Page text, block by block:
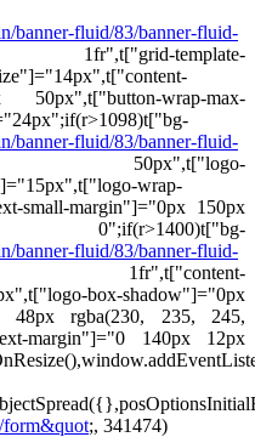
banner-fluid/83/banner-fluid-
1fr",t["grid-template-
wrap-max-
banner-fluid/83/banner-fluid-
50px",t["logo-
wrap-
small-margin"]="0px 150px
banner-fluid/83/banner-fluid-
1fr",t["content-
box-shadow"]="0px
rgba(230, 235, 245,
margin"]="0 140px 12px
form&quot;, 341474)